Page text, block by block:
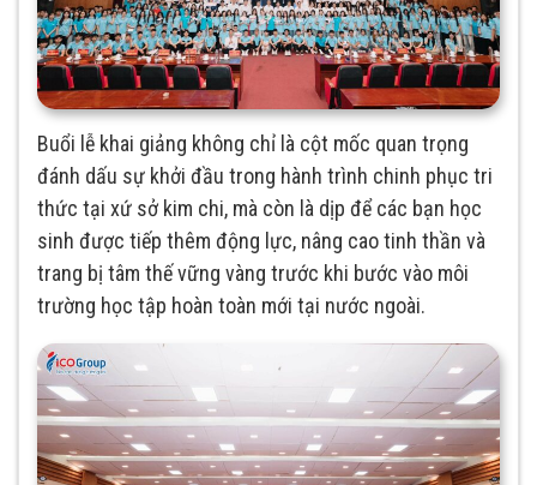
Buổi lễ khai giảng không chỉ là cột mốc quan trọng
đánh dấu sự khởi đầu trong hành trình chinh phục tri
thức tại xứ sở kim chi, mà còn là dịp để các bạn học
sinh được tiếp thêm động lực, nâng cao tinh thần và
trang bị tâm thế vững vàng trước khi bước vào môi
trường học tập hoàn toàn mới tại nước ngoài.